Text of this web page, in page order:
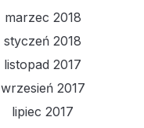
marzec 2018
styczeń 2018
listopad 2017
wrzesień 2017
lipiec 2017